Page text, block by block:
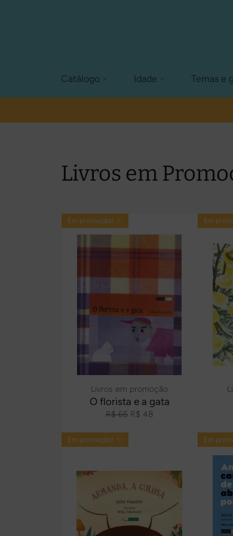
Catálogo Idade Temas e
Livros em
Livros em promoção
O florista e a gata
Preço
R$ 65 Preço
R$ 48
Em promoção! ☆ Em
Em promoção! ☆ Em